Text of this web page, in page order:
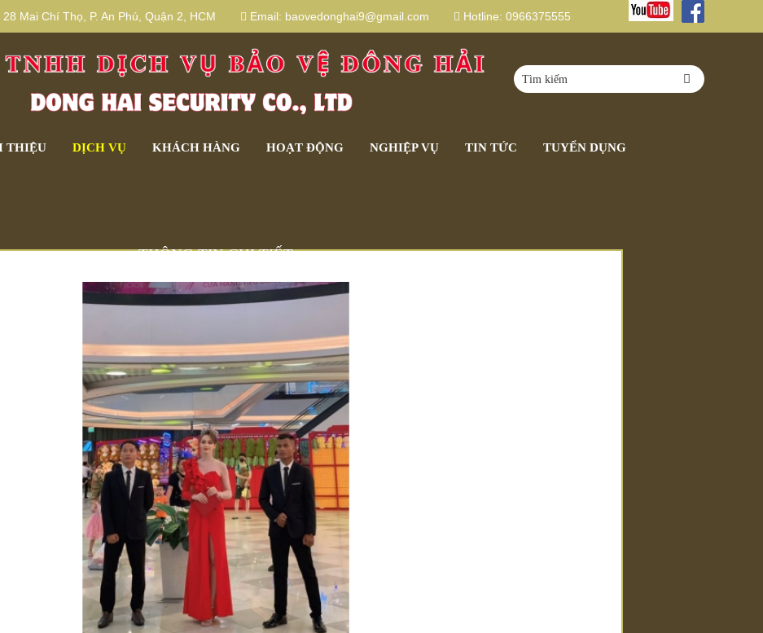
Mai Chí Thọ, P. An Phú, Quận 2, HCM Email: baovedonghai9@gmail.com Hotline: 0966375555
THIỆU DỊCH VỤ KHÁCH HÀNG HOẠT ĐỘNG NGHIỆP VỤ TIN TỨC TUYỂN DỤNG
THÔNG TIN CHI TIẾT